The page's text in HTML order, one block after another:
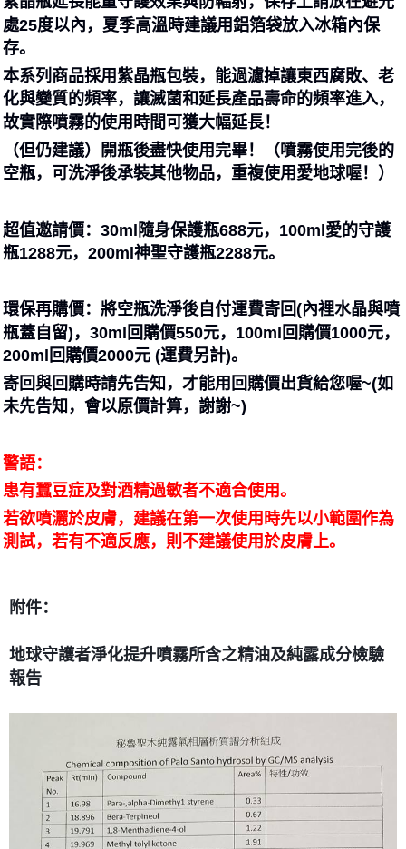
處25度以內，夏季高溫時建議用鋁箔袋放入冰箱內保
存。
本系列商品採用紫晶瓶包裝，能過濾掉讓東西腐敗、老
化與變質的頻率，讓滅菌和延長產品壽命的頻率進入，
故實際噴霧的使用時間可獲大幅延長！
（但仍建議）開瓶後盡快使用完畢！（噴霧使用完後的
空瓶，可洗淨後承裝其他物品，重複使用愛地球喔！）
超值邀請價：30ml隨身保護瓶688元，100ml愛的守護
瓶1288元，200ml神聖守護瓶2288元。
環保再購價：將空瓶洗淨後自付運費寄回(內裡水晶與噴
瓶蓋自留)，30ml回購價550元，100ml回購價1000元，
200ml回購價2000元 (運費另計)。
寄回與回購時請先告知，才能用回購價出貨給您喔~(如
未先告知，會以原價計算，謝謝~)
警語：
患有蠶豆症及對酒精過敏者不適合使用。
若欲噴灑於皮膚，建議在第一次使用時先以小範圍作為
測試，若有不適反應，則不建議使用於皮膚上。
附件：
地球守護者淨化提升噴霧所含之精油及純露成分檢驗
報告